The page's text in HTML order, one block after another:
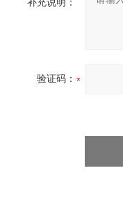
补充说明：
验证码：